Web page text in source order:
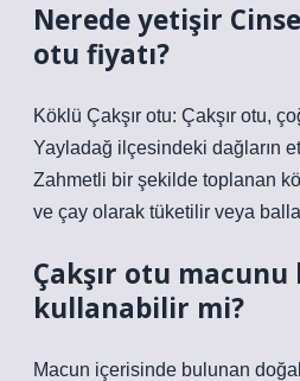
Nerede yetişir
otu fiyatı?
Köklü Çakşır otu: Çakşır otu,
Yayladağ ilçesindeki dağların
Zahmetli bir şekilde toplanan
ve çay olarak tüketilir veya
Çakşır otu
kullanabilir mi?
Macun içerisinde bulunan